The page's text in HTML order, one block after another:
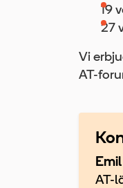
19
27
Vi
AT-
AT-